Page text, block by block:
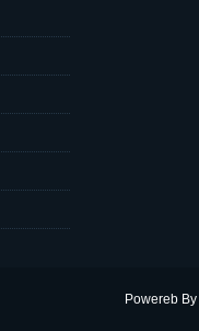
Powereb By